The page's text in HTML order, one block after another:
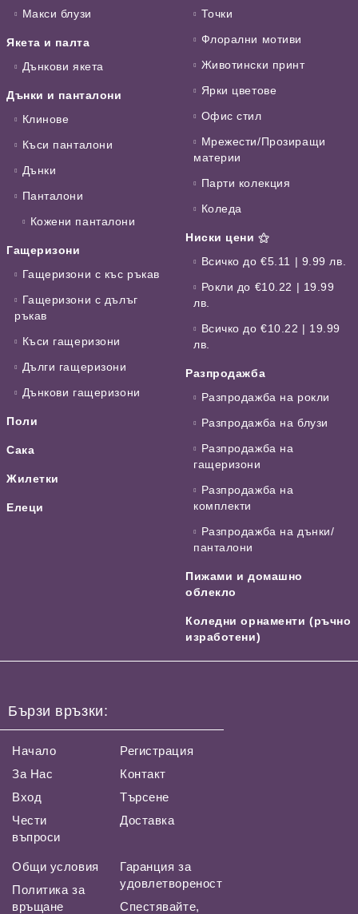
Макси блузи
Якета и палта
Дънкови якета
Дънки и панталони
Клинове
Къси панталони
Дънки
Панталони
Кожени панталони
Гащеризони
Гащеризони с къс ръкав
Гащеризони с дълъг
ръкав
Къси гащеризони
Дълги гащеризони
Дънкови гащеризони
Поли
Сака
Жилетки
Елеци
Точки
Флорални мотиви
Животински принт
Ярки цветове
Офис стил
Мрежести/Прозиращи
материи
Парти колекция
Коледа
Ниски цени ⚝
Всичко до €5.11 | 9.99 лв.
Рокли до €10.22 | 19.99
лв.
Всичко до €10.22 | 19.99
лв.
Разпродажба
Разпродажба на рокли
Разпродажба на блузи
Разпродажба на
гащеризони
Разпродажба на
комплекти
Разпродажба на дънки/
панталони
Пижами и домашно
облекло
Коледни орнаменти (ръчно
изработени)
Бързи връзки:
Начало
За Нас
Вход
Чести
въпроси
Регистрация
Контакт
Търсене
Доставка
Общи условия
Политика за
връщане
Гаранция за
удовлетвореност
Спестявайте,